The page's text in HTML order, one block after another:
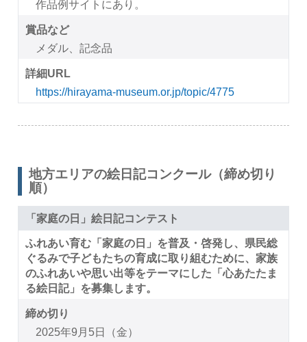
作品例サイトにあり。
賞品など
メダル、記念品
詳細URL
https://hirayama-museum.or.jp/topic/4775
地方エリアの絵日記コンクール（締め切り
順）
「家庭の日」絵日記コンテスト
ふれあい育む「家庭の日」を普及・啓発し、県民総
ぐるみで子どもたちの育成に取り組むために、家族
のふれあいや思い出等をテーマにした「心あたたま
る絵日記」を募集します。
締め切り
2025年9月5日（金）